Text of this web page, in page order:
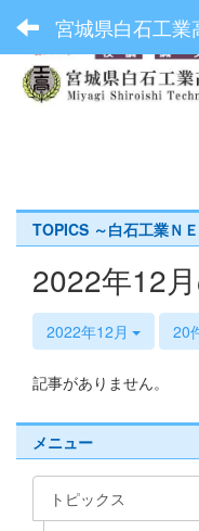
宮城県白石工業
TOPICS ～白石工業Ｎ
2022年12
2022年12月 20
記事がありません。
メニュー
トピックス